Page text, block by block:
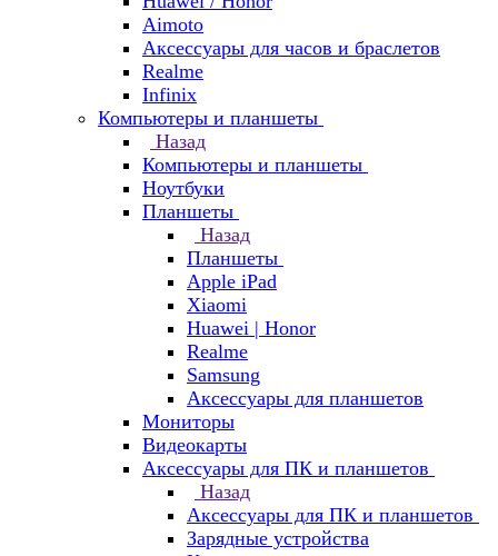
Aimoto
Аксессуары для часов и браслетов
Realme
Infinix
Компьютеры и планшеты
Назад
Компьютеры и планшеты
Ноутбуки
Планшеты
Назад
Планшеты
Apple iPad
Xiaomi
Huawei | Honor
Realme
Samsung
Аксессуары для планшетов
Мониторы
Видеокарты
Аксессуары для ПК и планшетов
Назад
Аксессуары для ПК и планшетов
Зарядные устройства